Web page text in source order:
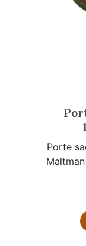
Porte
Maltman